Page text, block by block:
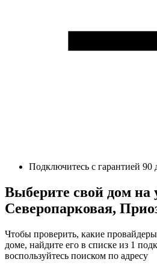
Подключитесь с гарантией 90
Выберите свой дом на
Северопарковая,
Чтобы проверить, какие
доме, найдите его в списке из 1
воспользуйтесь поиском по адресу